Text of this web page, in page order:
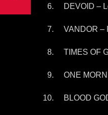
DEVOID –
VANDOR –
TIMES OF
ONE
BLOOD